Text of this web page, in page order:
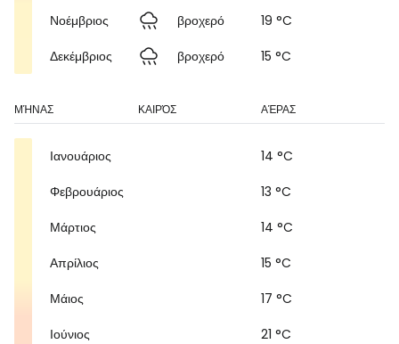
Νοέμβριος βροχερό
19 °C
Δεκέμβριος
βροχερό 15 °C
ΜΉΝΑΣ ΚΑΙΡΌΣ ΑΈΡΑΣ
Ιανουάριος
14 °C
Φεβρουάριος
13 °C
Μάρτιος
14 °C
Απρίλιος
15 °C
Μάιος
17 °C
Ιούνιος
21 °C